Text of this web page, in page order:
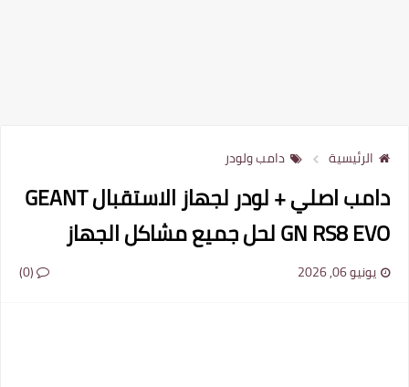
الرئيسية دامب ولودر
دامب اصلي + لودر لجهاز الاستقبال GEANT
GN RS8 EVO لحل جميع مشاكل الجهاز
يونيو 06, 2026 (0)